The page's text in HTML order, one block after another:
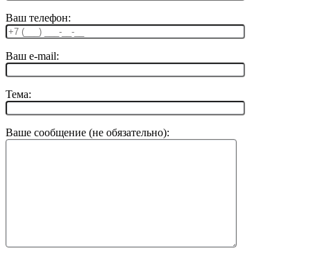
Ваш телефон:
Ваш e-mail:
Тема:
Ваше сообщение (не обязательно):